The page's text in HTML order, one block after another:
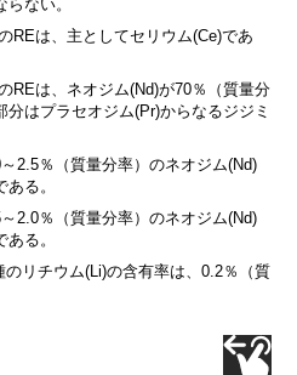
ない。
REは、主としてセリウム(Ce)であ
REは、ネオジム(Nd)が70％（質量分
分はプラセオジム(Pr)からなるジジミ
2.5％（質量分率）のネオジム(Nd)
る。
2.0％（質量分率）のネオジム(Nd)
る。
リチウム(Li)の含有率は、0.2％（質